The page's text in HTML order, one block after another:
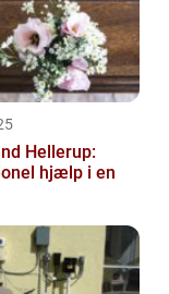
Hellerup:
hjælp i en